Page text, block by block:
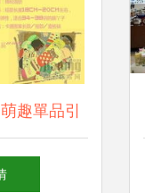
趣單品引
百貨熱潮